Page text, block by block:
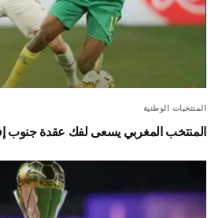
المنتخبات الوطنية
المنتخب المغربي يسعى لفك عقدة جنوب